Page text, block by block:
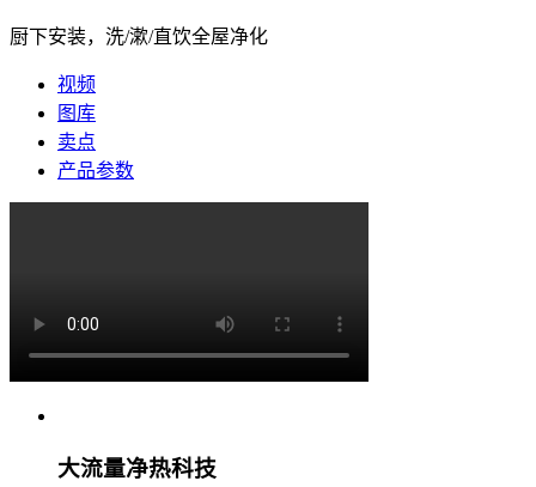
厨下安装，洗/漱/直饮全屋净化
视频
图库
卖点
产品参数
大流量净热科技